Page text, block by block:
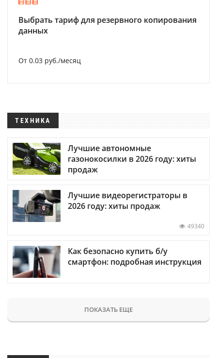
Выбрать тариф для резервного копирования
данных
От 0.03 руб./месяц
ТЕХНИКА
Лучшие автономные
газонокосилки в 2026 году: хиты
продаж
Лучшие видеорегистраторы в
2026 году: хиты продаж
49340
Как безопасно купить б/у
смартфон: подробная инструкция
ПОКАЗАТЬ ЕЩЕ